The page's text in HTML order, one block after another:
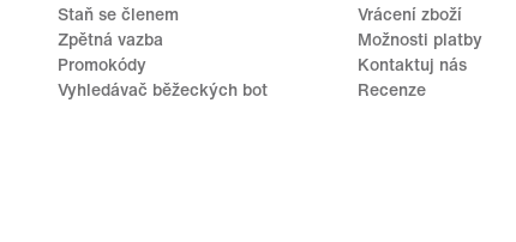
Staň se členem
Zpětná vazba
Promokódy
Vyhledávač běžeckých bot
Vrácení zboží
Možnosti platby
Kontaktuj nás
Recenze